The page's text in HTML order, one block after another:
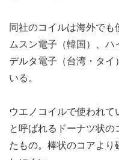
同社のコイルは海外で
ムスン電子（韓国）、ハ
デルタ電子（台湾・タ
いる。
ウエノコイルで使われて
と呼ばれるドーナツ状
たもの。棒状のコアよ